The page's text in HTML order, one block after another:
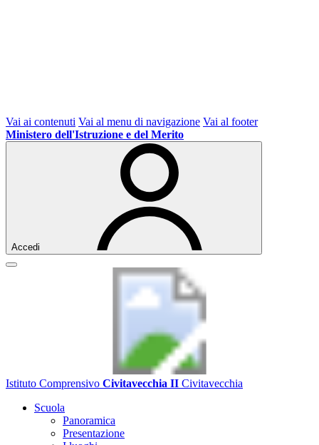
Vai ai contenuti Vai al menu di navigazione Vai al footer
Ministero dell'Istruzione e del Merito
Accedi
Istituto Comprensivo Civitavecchia II Civitavecchia
Scuola
Panoramica
Presentazione